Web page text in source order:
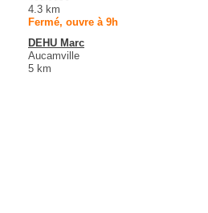
4.3 km
Fermé, ouvre à 9h
DEHU Marc
Aucamville
5 km